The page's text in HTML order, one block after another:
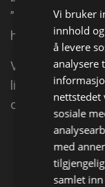
”Dag for dag” er
humor og en del
Vennskap
livsavgjørende
om at det aldri er
Vi bruker
innhold
å levere
analysere
nettstedet
sosiale
med
samlet